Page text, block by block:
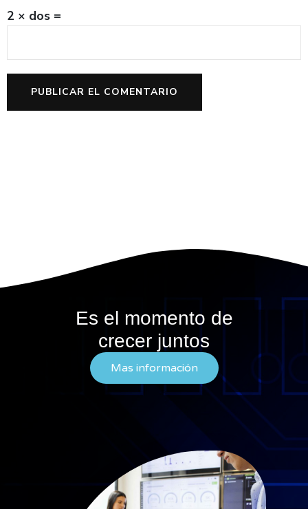
2 × dos =
Es el momento de
crecer juntos
Mas información